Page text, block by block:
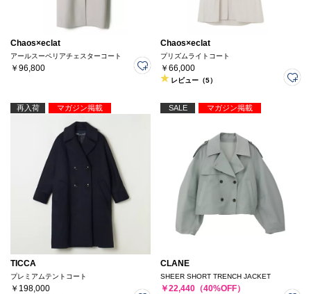
Chaos×eclat
アールスーペリアチェスターコート
￥96,800
Chaos×eclat
プリズムライトコート
￥66,000
レビュー（5）
再入荷 マガジン掲載
TICCA
プレミアムテントコート
￥198,000
SALE マガジン掲載
CLANE
SHEER SHORT TRENCH JACKET
￥22,440（40%OFF）